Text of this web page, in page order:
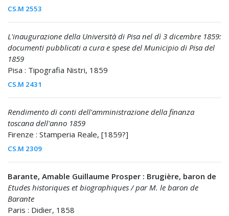
CS.M 2553
L'inaugurazione della Università di Pisa nel dì 3 dicembre 1859:
documenti pubblicati a cura e spese del Municipio di Pisa del
1859
Pisa : Tipografia Nistri, 1859
CS.M 2431
Rendimento di conti dell'amministrazione della finanza
toscana dell'anno 1859
Firenze : Stamperia Reale, [1859?]
CS.M 2309
Barante, Amable Guillaume Prosper : Brugière, baron de
Etudes historiques et biographiques / par M. le baron de
Barante
Paris : Didier, 1858